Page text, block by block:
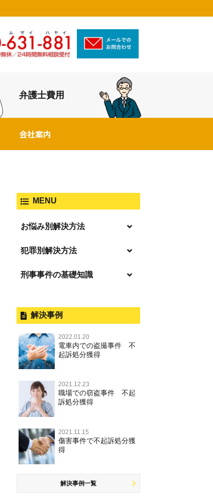
弁護士費用
会社案内
MENU
お悩み別解決方法
「逮捕」について適切に知ること
起訴後、前科がつくのを避けるた
逮捕されたら
釈放してほしい
逮捕後、早急な釈放・保釈を望む
ときにすべきこと
被害者との示談を円満に進めるた
めには
こと
刑事事件で被疑者を不起訴処分に
するには
事件を秘密にするためにとるべき
犯罪別解決方法
事件別－暴力事件
暴行・傷害
殺人
過失致死・過失傷害
脅迫・強要
逮捕・監禁
略取・誘拐・人身売買
業務妨害
公務執行妨害
性犯罪 TOP
痴漢
盗撮，のぞき
つ，準強制わいせつ），監護者わ
いせつ
不同意性交等・監護者性交等
淫行・援助交際
公然わいせつ罪，わいせつ物頒布
罪，淫行勧誘罪
児童ポルノ，リベンジポルノ
事件別－財産犯
財産犯 TOP
窃盗罪
強盗罪
詐欺罪
恐喝罪
横領・背任
盗品売買・譲り受け等
知的財産と刑事事件
事件別－薬物事件
薬物事件 TOP
覚せい剤
大麻
危険ドラッグ
事件別－交通違反・交通事故
交通違反・交通事故 TOP
人身事故・死亡事故
ひき逃げ・当て逃げ
無免許運転
飲酒運転
危険運転行為等
その他
その他 TOP
著作権法違反
商標法違反
犯罪収益移転防止法違反
刑事事件の基礎知識
外国人事件の手続きと特色
刑事裁判の概要・手続
公務員の逮捕・刑事事件
控訴・上告
国選弁護士と私選弁護士の違い
裁判員裁判
取調べの注意点
少年事件の手続と特色
少年事件の処分
解決事例
2022.01.20
電車内での盗撮事件 不
起訴処分獲得
2021.12.23
職場での窃盗事件 不起
訴処分獲得
2021.11.15
傷害事件で不起訴処分獲
得
解決事例一覧